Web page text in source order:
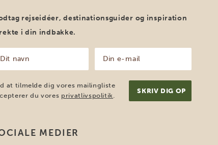
rejseidéer, destinationsguider og inspiration
i din indbakke.
mail
(Påkrævet)
at tilmelde dig vores mailingliste
du vores privatlivspolitik.
MEDIER